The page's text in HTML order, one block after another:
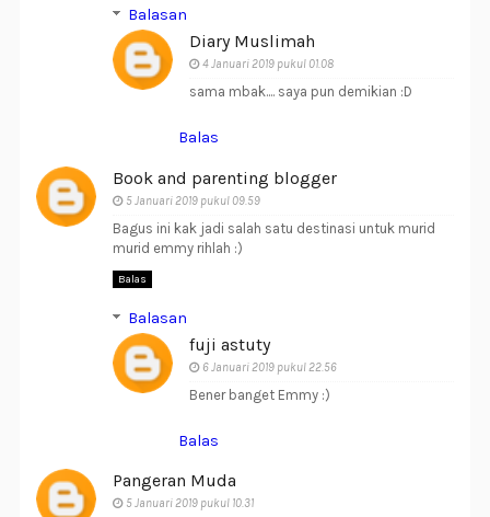
Balasan
Diary Muslimah
4 Januari 2019 pukul 01.08
sama mbak.... saya pun demikian :D
Balas
Book and parenting blogger
5 Januari 2019 pukul 09.59
Bagus ini kak jadi salah satu destinasi untuk murid
murid emmy rihlah :)
Balas
Balasan
fuji astuty
6 Januari 2019 pukul 22.56
Bener banget Emmy :)
Balas
Pangeran Muda
5 Januari 2019 pukul 10.31